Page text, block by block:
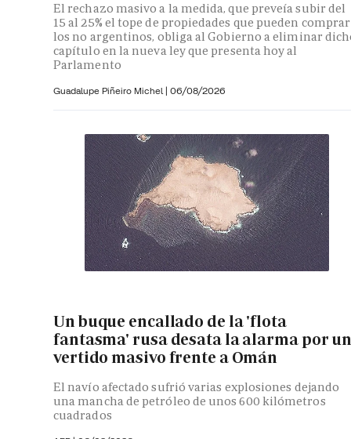
El rechazo masivo a la medida, que preveía subir del
15 al 25% el tope de propiedades que pueden comprar
los no argentinos, obliga al Gobierno a eliminar
capítulo en la nueva ley que presenta hoy al
Parlamento
Guadalupe Piñeiro Michel | 06/08/2026
Un buque encallado de la 'flota
fantasma' rusa desata la alarma por
vertido masivo frente a Omán
El navío afectado sufrió varias explosiones dejando
una mancha de petróleo de unos 600 kilómetros
cuadrados